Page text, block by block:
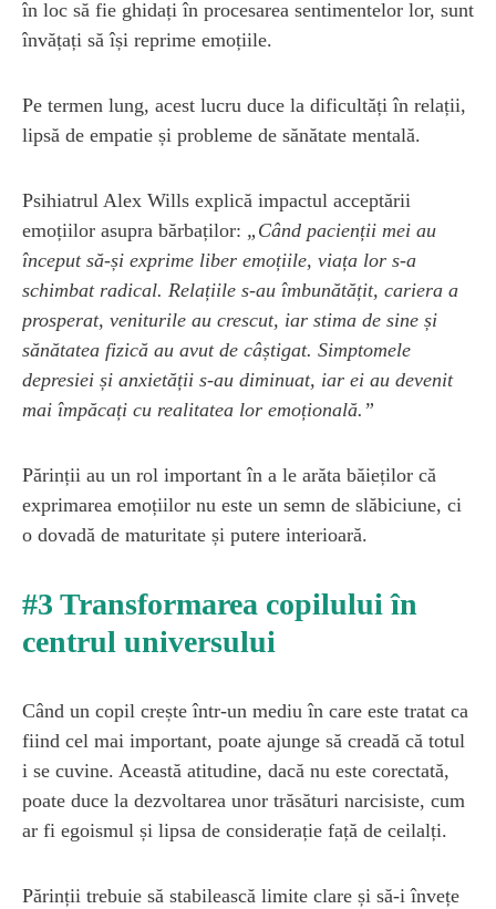
în loc să fie ghidați în procesarea sentimentelor lor, sunt
învățați să își reprime emoțiile.
Pe termen lung, acest lucru duce la dificultăți în relații,
lipsă de empatie și probleme de sănătate mentală.
Psihiatrul Alex Wills explică impactul acceptării
emoțiilor asupra bărbaților: „Când pacienții mei au
început să-și exprime liber emoțiile, viața lor s-a
schimbat radical. Relațiile s-au îmbunătățit, cariera a
prosperat, veniturile au crescut, iar stima de sine și
sănătatea fizică au avut de câștigat. Simptomele
depresiei și anxietății s-au diminuat, iar ei au devenit
mai împăcați cu realitatea lor emoțională.”
Părinții au un rol important în a le arăta băieților că
exprimarea emoțiilor nu este un semn de slăbiciune, ci
o dovadă de maturitate și putere interioară.
#3 Transformarea copilului în
centrul universului
Când un copil crește într-un mediu în care este tratat ca
fiind cel mai important, poate ajunge să creadă că totul
i se cuvine. Această atitudine, dacă nu este corectată,
poate duce la dezvoltarea unor trăsături narcisiste, cum
ar fi egoismul și lipsa de considerație față de ceilalți.
Părinții trebuie să stabilească limite clare și să-i învețe